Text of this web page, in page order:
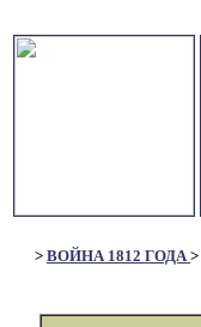
> ВОЙНА 1812 ГОДА>